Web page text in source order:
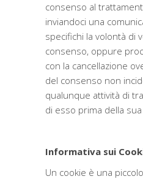
consenso al
inviandoci una
specifichi la volontà di
consenso, oppure
con la cancellazione
del consenso non
qualunque attività di
di esso prima della
Informativa sui
Un cookie è una